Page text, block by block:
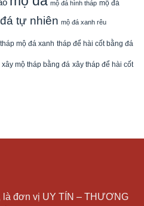
mộ đá hình tháp mộ đá
tự nhiên mộ đá xanh rêu
tháp mộ đá xanh tháp để hài cốt bằng đá
xây mộ tháp bằng đá xây tháp để hài cốt
đơn vị UY TÍN – THƯƠNG